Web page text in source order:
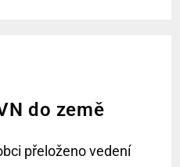
do země
přeloženo vedení